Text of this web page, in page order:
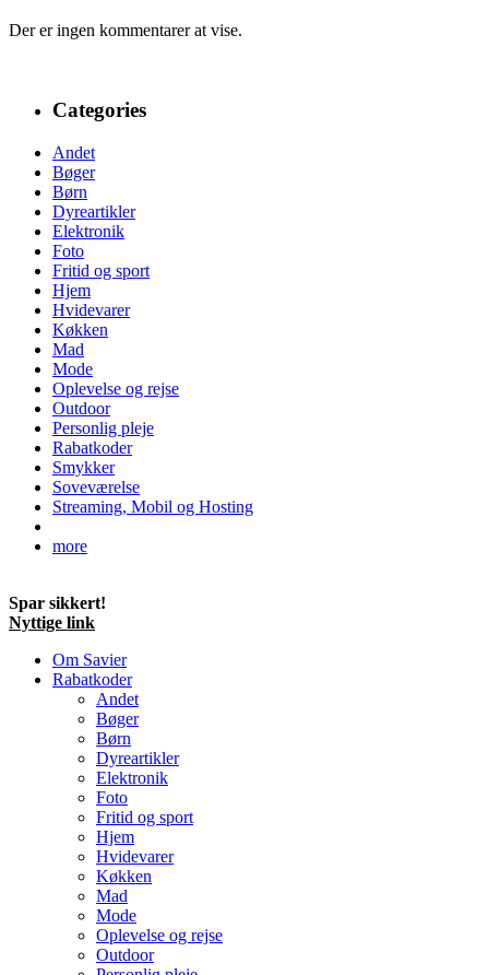
Der er ingen kommentarer at vise.
Categories
Andet
Bøger
Børn
Dyreartikler
Elektronik
Foto
Fritid og sport
Hjem
Hvidevarer
Køkken
Mad
Mode
Oplevelse og rejse
Outdoor
Personlig pleje
Rabatkoder
Smykker
Soveværelse
Streaming, Mobil og Hosting
more
Spar sikkert!
Nyttige link
Om Savier
Rabatkoder
Andet
Bøger
Børn
Dyreartikler
Elektronik
Foto
Fritid og sport
Hjem
Hvidevarer
Køkken
Mad
Mode
Oplevelse og rejse
Outdoor